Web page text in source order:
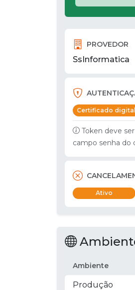
PROVEDOR
SsInformatica
Certificado digital
Token deve
campo senha do
Ativo
Ambiente
Produção